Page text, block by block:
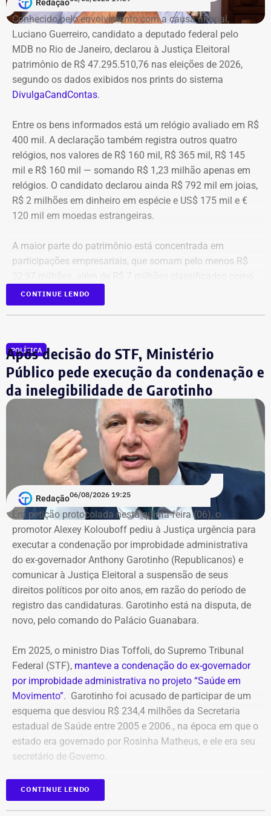
Redação
Conhecido pelo envolvimento com a causa animal,
Luciano Guerreiro, candidato a deputado federal pelo
MDB no Rio de Janeiro, declarou à Justiça Eleitoral
patrimônio de R$ 47.295.510,76 nas eleições de 2026,
segundo os dados exibidos nos prints do sistema
DivulgaCandContas.
Entre os bens informados está um relógio avaliado em R$
400 mil. A declaração também registra outros quatro
relógios, nos valores de R$ 160 mil, R$ 365 mil, R$ 145
mil e R$ 160 mil — somando R$ 1,23 milhão apenas em
relógios. O candidato declarou ainda R$ 792 mil em joias,
R$ 2 milhões em dinheiro em espécie e US$ 175 mil e €
120 mil em moedas estrangeiras.
A maior parte do patrimônio está concentrada em
participações empresariais, que somam pelo menos R$
“valores de diversos créditos”. Também aparecem na
relação imóveis, incluindo uma cobertura declarada por
sobre marca, modelo ou valor de mercado dos relógios.
CONTINUE LENDO
POLÍTICA
Após decisão do STF, Ministério
Público pede execução da condenação e
da inelegibilidade de Garotinho
Redação06/08/2026 19:25
Em petição protocolada nesta quinta-feira (06), o
promotor Alexey Kolouboff pediu à Justiça urgência para
executar a condenação por improbidade administrativa
do ex-governador Anthony Garotinho (Republicanos) e
comunicar à Justiça Eleitoral a suspensão de seus
direitos políticos por oito anos, em razão do período de
registro das candidaturas. Garotinho está na disputa, de
novo, pelo comando do Palácio Guanabara.
Em 2025, o ministro Dias Toffoli, do Supremo Tribunal
Federal (STF), manteve a condenação do ex-governador
por improbidade administrativa no projeto “Saúde em
Movimento”. Garotinho foi acusado de participar de um
esquema que desviou R$ 234,4 milhões da Secretaria
estadual de Saúde entre 2005 e 2006., na época em que o
estado era governado por Rosinha Matheus, e ele era seu
secretário de Governo.
Com isso, a sentença tornou-se definitiva.
CONTINUE LENDO